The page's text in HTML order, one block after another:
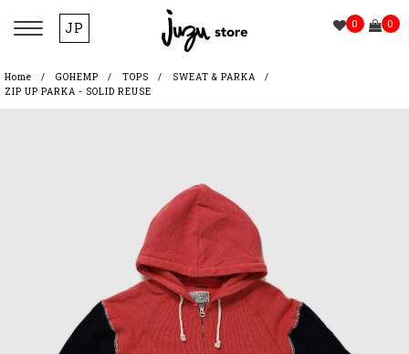
JP 0 0
Home GOHEMP TOPS
SWEAT & PARKA
ZIP UP PARKA - SOLID REUSE